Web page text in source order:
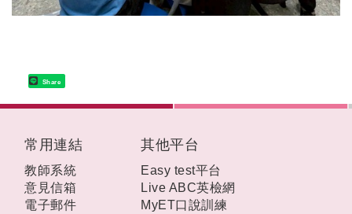
Share
常用連結
教師系統
意見信箱
電子郵件
其他平台
Easy test平台
Live ABC英檢網
MyET口說訓練